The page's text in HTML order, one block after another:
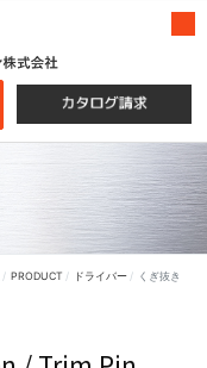
PRODUCT ドライバー くぎ抜き